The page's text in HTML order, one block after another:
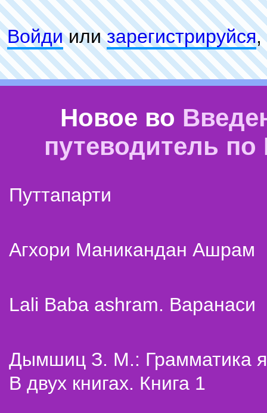
Войдиилизарeгиcтpируйся,
Новое во
путеводитель
Путтапарти
Агхори Маникандан Ашрам
Lali Baba ashram. Варанаси
Дымшиц З. М.: Грамматика
В двух книгах. Книга 1